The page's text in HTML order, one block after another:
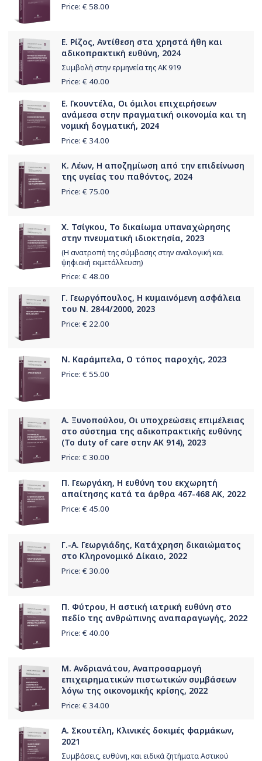
Price: € 58.00
Ε. Ρίζος, Αντίθεση στα χρηστά ήθη και
αδικοπρακτική ευθύνη, 2024
Συμβολή στην ερμηνεία της ΑΚ 919
Price: € 40.00
Ε. Γκουντέλα, Οι όμιλοι επιχειρήσεων
ανάμεσα στην πραγματική οικονομία και τη
νομική δογματική, 2024
Price: € 34.00
Κ. Λέων, Η αποζηµίωση από την επιδείνωση
της υγείας του παθόντος, 2024
Price: € 75.00
Χ. Τσίγκου, Το δικαίωμα υπαναχώρησης
στην πνευματική ιδιοκτησία, 2023
(Η ανατροπή της σύμβασης στην αναλογική και
ψηφιακή εκμετάλλευση)
Price: € 48.00
Γ. Γεωργόπουλος, Η κυμαινόμενη ασφάλεια
του Ν. 2844/2000, 2023
Price: € 22.00
Ν. Καράμπελα, Ο τόπος παροχής, 2023
Price: € 55.00
Α. Ξυνοπούλου, Οι υποχρεώσεις επιμέλειας
στο σύστημα της αδικοπρακτικής ευθύνης
(Το duty of care στην ΑΚ 914), 2023
Price: € 30.00
Π. Γεωργάκη, Η ευθύνη του εκχωρητή
απαίτησης κατά τα άρθρα 467-468 ΑΚ, 2022
Price: € 45.00
Γ.-Α. Γεωργιάδης, Κατάχρηση δικαιώματος
στο Κληρονομικό Δίκαιο, 2022
Price: € 30.00
Π. Φύτρου, Η αστική ιατρική ευθύνη στο
πεδίο της ανθρώπινης αναπαραγωγής, 2022
Price: € 40.00
Μ. Ανδριανάτου, Αναπροσαρμογή
επιχειρηματικών πιστωτικών συμβάσεων
λόγω της οικονομικής κρίσης, 2022
Price: € 34.00
Α. Σκουτέλη, Κλινικές δοκιμές φαρμάκων,
2021
Συμβάσεις, ευθύνη, και ειδικά ζητήματα Αστικού